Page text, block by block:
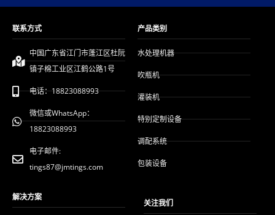
联系方式
中国广东省江门市蓬江区杜阮
镇子棉工业区江鹤公路1号
电话：18823088993
微信或WhatsApp：
18823088993
电子邮件:
tings87@jmtings.com
产品类别
水处理机器
吹瓶机
灌装机
特别定制设备
调配系统
包装设备
解决方案
关注我们